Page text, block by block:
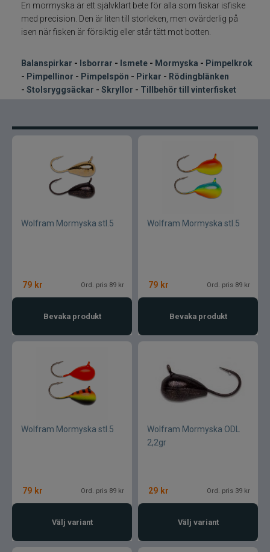
Pimpellinor
Stolryggsäckar och skryllor
Tillbehör till vinterfisket
Specimenfiske
En mormyska är ett självklart bete för alla som fiskar isfiske
med precision. Den är liten till storleken, men ovärderlig på
isen när fisken är försiktig eller står tätt mot botten.
Balanspirkar - Isborrar - Ismete - Mormyska - Pimpelkrok
- Pimpellinor - Pimpelspön - Pirkar - Rödingblänken
- Stolsryggsäckar - Skryllor - Tillbehör till vinterfisket
Wolfram Mormyska stl.5
79 kr Ord. pris 89 kr
Bevaka produkt
Wolfram Mormyska stl.5
79 kr Ord. pris 89 kr
Bevaka produkt
Wolfram Mormyska stl.5
79 kr Ord. pris 89 kr
Välj variant
Wolfram Mormyska ODL
2,2gr
29 kr Ord. pris 39 kr
Välj variant